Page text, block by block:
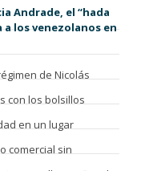
Andrade, el “hada
a los venezolanos en
de Nicolás
con los bolsillos
en un lugar
comercial sin